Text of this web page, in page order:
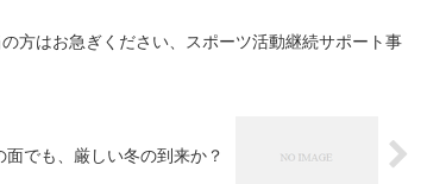
はお急ぎください、スポーツ活動継続サポート事
面でも、厳しい冬の到来か？